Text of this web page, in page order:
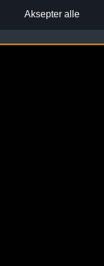
Aksepter alle